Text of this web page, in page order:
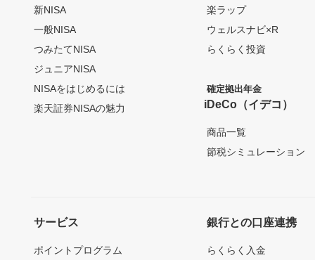
新NISA
一般NISA
つみたてNISA
ジュニアNISA
NISAをはじめるには
楽天証券NISAの魅力
楽ラップ
ウェルスナビ×R
らくらく投資
確定拠出年金
iDeCo（イデコ）
商品一覧
節税シミュレーション
サービス
ポイントプログラム
銀行との口座連携
らくらく入金